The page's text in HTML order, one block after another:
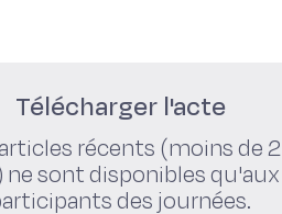
Télécharger l'acte
récents (moins de 2
ne sont disponibles qu'aux
des journées.